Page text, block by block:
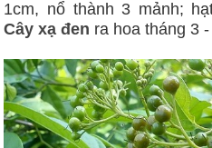
1cm, nổ thành 3 mảnh;
Cây xạ đen ra hoa tháng 3